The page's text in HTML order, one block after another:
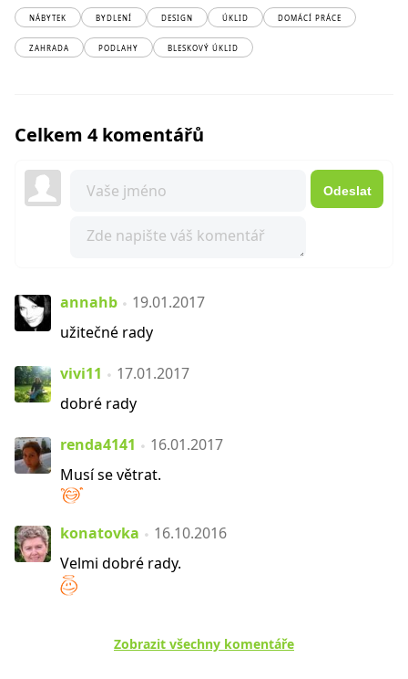
NÁBYTEK BYDLENÍ DESIGN ÚKLID DOMÁCÍ PRÁCE
ZAHRADA PODLAHY BLESKOVÝ ÚKLID
Celkem 4 komentářů
Odeslat
annahb
19.01.2017
užitečné rady
vivi11
17.01.2017
dobré rady
renda4141
16.01.2017
Musí se větrat.
konatovka
16.10.2016
Velmi dobré rady.
Zobrazit všechny komentáře